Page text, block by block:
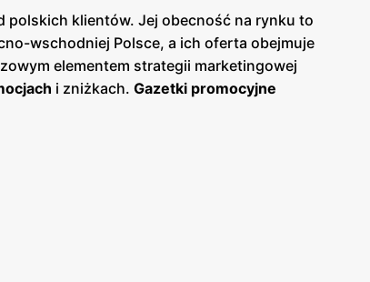
polskich klientów. Jej obecność na rynku to
wschodniej Polsce, a ich oferta obejmuje
elementem strategii marketingowej
i zniżkach. Gazetki promocyjne
sposób ekonomiczny. Zawartość
do rozwoju lokalnej gospodarki. To podejście
znajdowanie potrzebnych artykułów.
przyjazną i pomocną obsługę.
Te inicjatywy pozwalają klientom na